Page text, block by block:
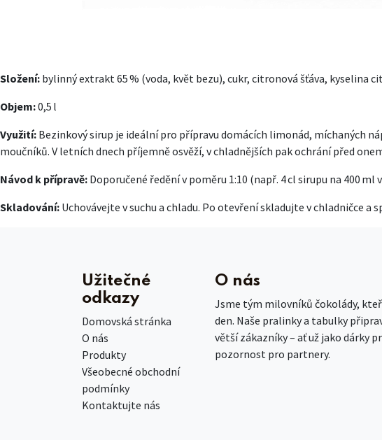
Složení: bylinný extrakt 65 % (voda, květ bezu), cukr, citronová šťáva, kyselina
Objem:0,5 l
Využití: Bezinkový sirup je ideální pro přípravu domácích limonád, míchaných
moučníků. V letních dnech příjemně osvěží, v chladnějších pak ochrání před
Návod k přípravě: Doporučené ředění v poměru 1:10 (např. 4 cl sirupu na 400
Skladování: Uchovávejte v suchu a chladu. Po otevření skladujte v chladničce
Užitečné
odkazy
Domovská stránka
O nás
Produkty
Všeobecné obchodní
podmínky
Kontaktujte nás
O nás
Jsme tým milovníků čokolády,
den. Naše pralinky a tabulky
větší zákazníky – ať už jako dárky
pozornost pro partnery.